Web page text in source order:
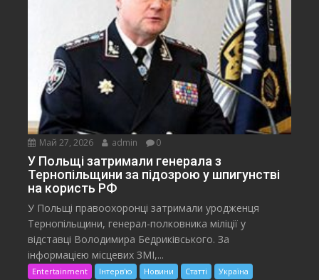
Май 27, 2026 admin 0
У Польщі затримали генерала з
Тернопільщини за підозрою у шпигунстві
на користь РФ
У Польщі правоохоронці затримали уродженця
Тернопільщини, генерал-полковника міліції у
відставці Володимира Бедриківського. За
інформацією місцевих ЗМІ,...
Entertainment Інтерв'ю Новини Статті Україна